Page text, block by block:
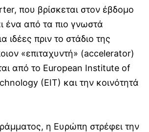
που βρίσκεται στον έβδομο
ένα από τα πιο γνωστά
ιδέες πριν το στάδιο της
«επιταχυντή» (accelerator)
από το European Institute of
(EIT) και την κοινότητά
η Ευρώπη στρέφει την